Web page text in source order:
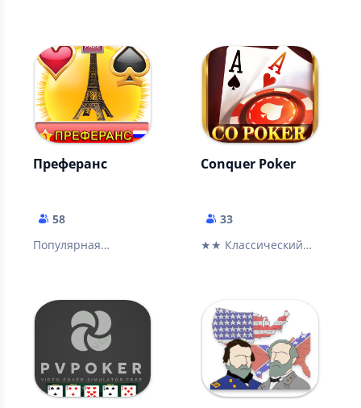
"Зевака"
интернета и почти
без рекламы
Преферанс
58
Популярная
Conquer Poker
33
★★ Классический
★★